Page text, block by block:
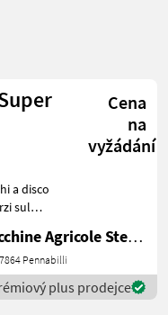
Cena
na
vyžádání
a disco
tagliato.
è in
Macchine Agricole Stefani Luciano
Pennabilli
plus prodejce